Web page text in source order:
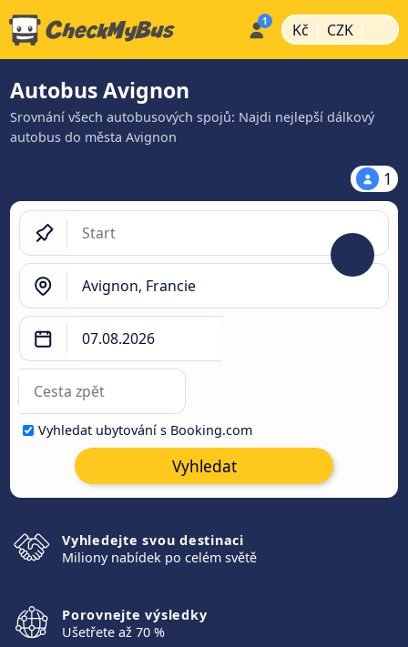
Kč | CZK |
Autobus Avignon
Srovnání všech autobusových spojů: Najdi nejlepší dálkový
autobus do města Avignon
1
Vyhledat ubytování s Booking.com
Vyhledat
Vyhledejte svou destinaci
Miliony nabídek po celém světě
Porovnejte výsledky
Ušetřete až 70 %